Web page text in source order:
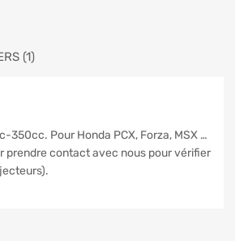
(1)
350cc. Pour Honda PCX, Forza, MSX …
prendre contact avec nous pour vérifier